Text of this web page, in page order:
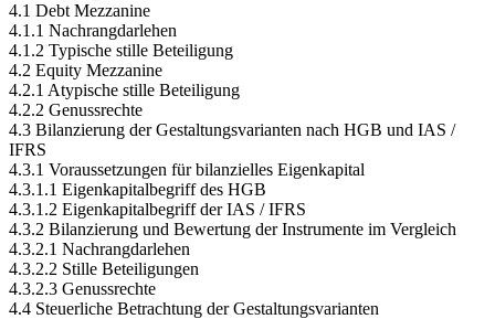
4.1 Debt Mezzanine
4.1.1 Nachrangdarlehen
4.1.2 Typische stille Beteiligung
4.2 Equity Mezzanine
4.2.1 Atypische stille Beteiligung
4.2.2 Genussrechte
4.3 Bilanzierung der Gestaltungsvarianten nach HGB und IAS /
IFRS
4.3.1 Voraussetzungen für bilanzielles Eigenkapital
4.3.1.1 Eigenkapitalbegriff des HGB
4.3.1.2 Eigenkapitalbegriff der IAS / IFRS
4.3.2 Bilanzierung und Bewertung der Instrumente im Vergleich
4.3.2.1 Nachrangdarlehen
4.3.2.2 Stille Beteiligungen
4.3.2.3 Genussrechte
4.4 Steuerliche Betrachtung der Gestaltungsvarianten